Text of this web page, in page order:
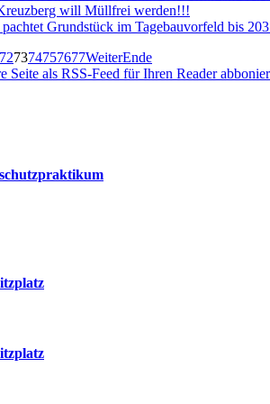
will Müllfrei werden!!!
Grundstück im Tagebauvorfeld bis
727374757677WeiterEnde
Seite als RSS-Feed für Ihren Reader